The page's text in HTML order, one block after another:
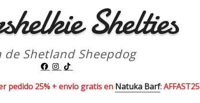
Shelties
de Shetland Sheepdog
pedido 25% + envío gratis en Natuka Barf: AFFAST25